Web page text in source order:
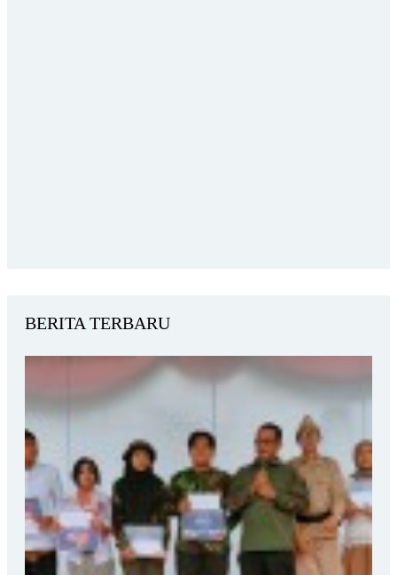
BERITA TERBARU